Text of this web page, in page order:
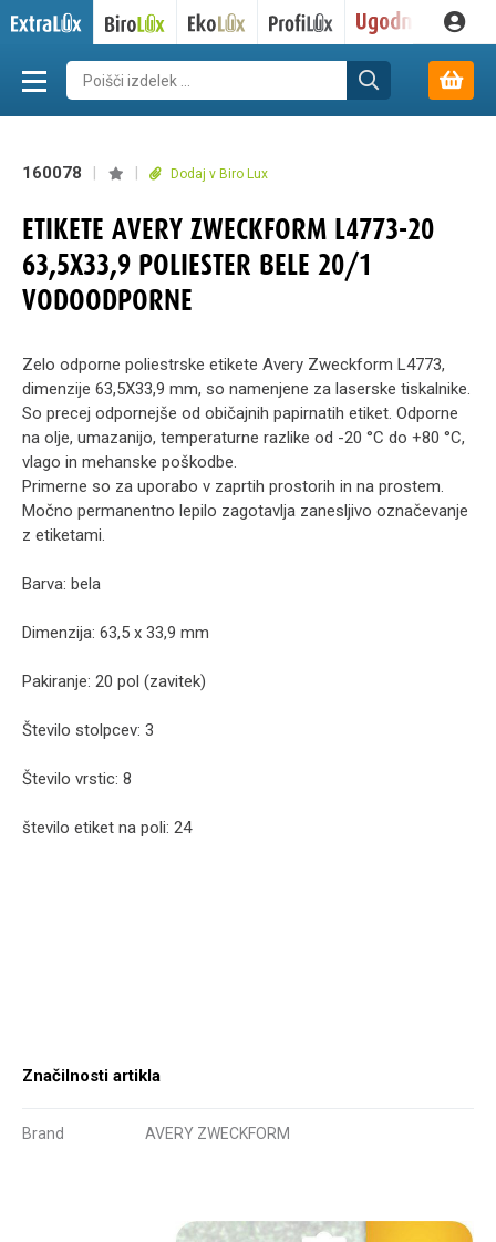
160078 Dodaj v Biro Lux
ETIKETE AVERY ZWECKFORM L4773-20
63,5X33,9 POLIESTER BELE 20/1
VODOODPORNE
Zelo odporne poliestrske etikete Avery Zweckform L4773,
dimenzije 63,5X33,9 mm, so namenjene za laserske tiskalnike.
So precej odpornejše od običajnih papirnatih etiket. Odporne
na olje, umazanijo, temperaturne razlike od -20 °C do +80 °C,
vlago in mehanske poškodbe.
Primerne so za uporabo v zaprtih prostorih in na prostem.
Močno permanentno lepilo zagotavlja zanesljivo označevanje
z etiketami.
Barva: bela
Dimenzija: 63,5 x 33,9 mm
Pakiranje: 20 pol (zavitek)
Število stolpcev: 3
Število vrstic: 8
število etiket na poli: 24
Značilnosti artikla
Brand AVERY ZWECKFORM